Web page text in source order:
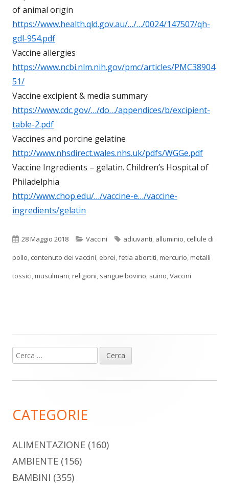
of animal origin
https://www.health.qld.gov.au/…/…/0024/147507/qh-
gdl-954.pdf
Vaccine allergies
https://www.ncbi.nlm.nih.gov/pmc/articles/PMC38904
51/
Vaccine excipient & media summary
https://www.cdc.gov/…/do…/appendices/b/excipient-
table-2.pdf
Vaccines and porcine gelatine
http://www.nhsdirect.wales.nhs.uk/pdfs/WGGe.pdf
Vaccine Ingredients – gelatin. Children’s Hospital of
Philadelphia
http://www.chop.edu/…/vaccine-e…/vaccine-
ingredients/gelatin
Pubblicato
28 Maggio 2018 Categorie
Vaccini Tag
adiuvanti, alluminio, cellule di
pollo, contenuto dei vaccini, ebrei,fetia abortiti,mercurio,metalli
tossici,musulmani,religioni, sangue bovino, suino,Vaccini
Barra
laterale
Ricerca
per:
CATEGORIE
ALIMENTAZIONE (160)
AMBIENTE (156)
BAMBINI (355)